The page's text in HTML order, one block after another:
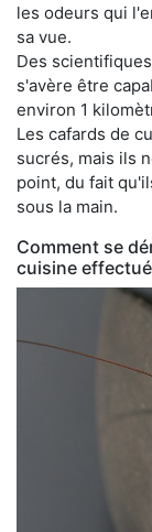
les odeurs qui
sa vue.
Des
s'avère être
environ 1
Les cafards de
sucrés, mais ils
point, du fait
sous la main.
Comment se
cuisine